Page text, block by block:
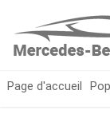
Page d'accueil